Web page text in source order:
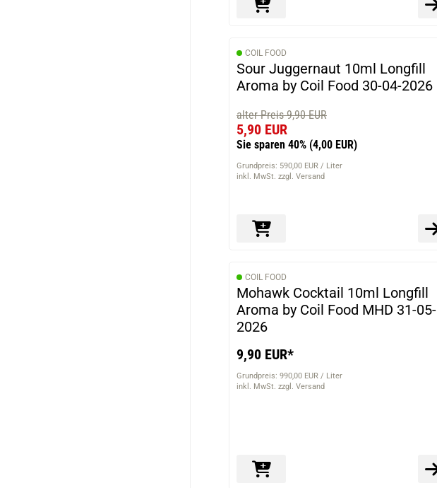
COIL FOOD
Sour Juggernaut 10ml Longfill
Aroma by Coil Food 30-04-2026
alter Preis 9,90 EUR
5,90 EUR
Sie sparen 40% (4,00 EUR)
Grundpreis: 590,00 EUR / Liter
inkl. MwSt. zzgl. Versand
COIL FOOD
Mohawk Cocktail 10ml Longfill
Aroma by Coil Food MHD 31-05-
2026
9,90 EUR*
Grundpreis: 990,00 EUR / Liter
inkl. MwSt. zzgl. Versand